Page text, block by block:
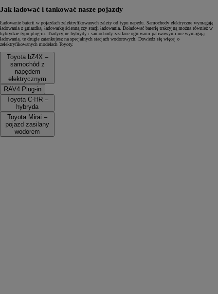
Jak ładować i tankować nasze pojazdy
Ładowanie baterii w pojazdach zelektryfikowanych zależy od typu napędu. Samochody elektryczne wymagają
ładowania z gniazdka, ładowarkę ścienną czy stacji ładowania. Doładować baterię trakcyjną można również w
hybrydzie typu plug-in. Tradycyjne hybrydy i samochody zasilane ogniwami paliwowymi nie wymagają
ładowania, te drugie zatankujesz na specjalnych stacjach wodorowych. Dowiedz się więcej o
zelektryfikowanych modelach Toyoty.
Toyota bZ4X –
samochód z
napędem
elektrycznym
RAV4 Plug-in
Toyota C-HR –
hybryda
Toyota Mirai –
pojazd zasilany
wodorem